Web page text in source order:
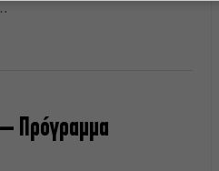
Πρόγραμμα